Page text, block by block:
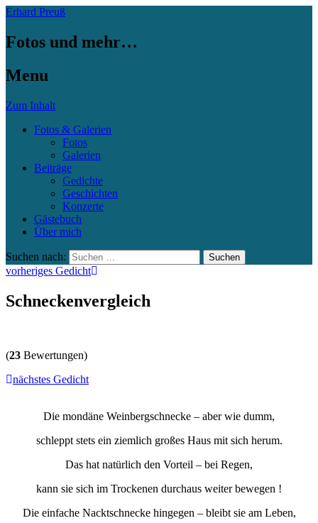
Erhard Preuß
Fotos und mehr…
Menu
Zum Inhalt
Fotos & Galerien
Fotos
Galerien
Beiträge
Gedichte
Geschichten
Konzerte
Gästebuch
Über mich
Suchen nach:
vorheriges Gedicht
Schneckenvergleich
(23 Bewertungen)
nächstes Gedicht
Die mondäne Weinbergschnecke – aber wie dumm,
schleppt stets ein ziemlich großes Haus mit sich herum.
Das hat natürlich den Vorteil – bei Regen,
kann sie sich im Trockenen durchaus weiter bewegen !
Die einfache Nacktschnecke hingegen – bleibt sie am Leben,